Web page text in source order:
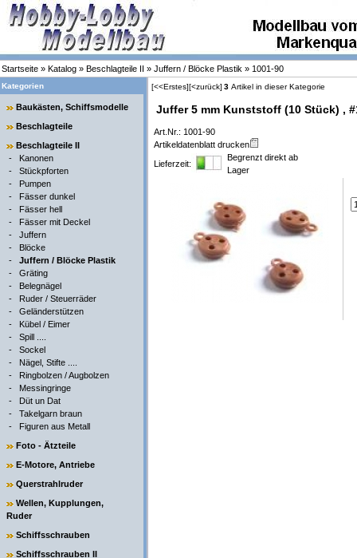
Startseite » Katalog » Beschlagteile II » Juffern / Blöcke Plastik » 1001-90
Kategorien
Baukästen, Schiffsmodelle
Beschlagteile
Beschlagteile II
- Kanonen
- Stückpforten
- Pumpen
- Fässer dunkel
- Fässer hell
- Fässer mit Deckel
- Juffern
- Blöcke
- Juffern / Blöcke Plastik
- Gräting
- Belegnägel
- Ruder / Steuerräder
- Geländerstützen
- Kübel / Eimer
- Spill ....
- Sockel
- Nägel, Stifte ....
- Ringbolzen / Augbolzen
- Messingringe
- Düt un Dat
- Takelgarn braun
- Figuren aus Metall
Foto - Ätzteile
E-Motore, Antriebe
Querstrahlruder
Wellen, Kupplungen,
Ruder
Schiffsschrauben
Schiffsschrauben II
[<<Erstes][<zurück] 3 Artikel in dieser Kategorie
Juffer 5 mm Kunststoff (10 Stück) ,
Art.Nr.: 1001-90
Artikeldatenblatt drucken
Lieferzeit:
Begrenzt direkt ab
Lager